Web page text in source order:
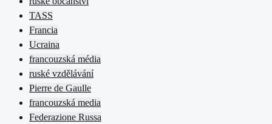
TASS
Francia
Ucraina
francouzská média
ruské vzdělávání
Pierre de Gaulle
francouzská media
Federazione Russa